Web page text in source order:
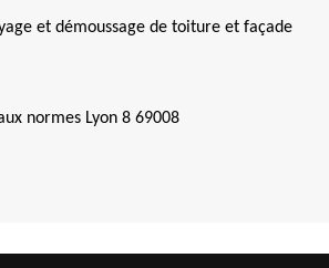
et démoussage de toiture et façade
normes Lyon 8 69008